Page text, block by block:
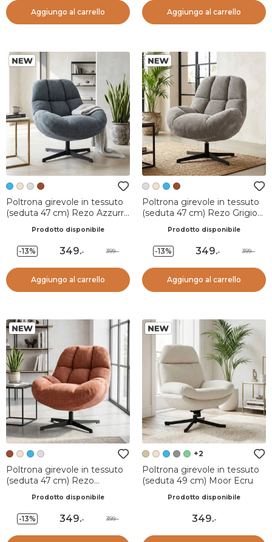
Aggiungo al carrello Aggiungo al carrello
Poltrona girevole in tessuto
(seduta 47 cm) Rezo Azzurro
Prodotto disponibile
-13% 349.- 399.-
Aggiungo al carrello
Poltrona girevole in tessuto
(seduta 47 cm) Rezo Grigio
Prodotto disponibile
-13% 349.- 399.-
Aggiungo al carrello
Poltrona girevole in tessuto
(seduta 47 cm) Rezo
Prodotto disponibile
-13% 349.- 399.-
+2
Poltrona girevole in tessuto
(seduta 49 cm) Moor Ecru
Prodotto disponibile
349.-